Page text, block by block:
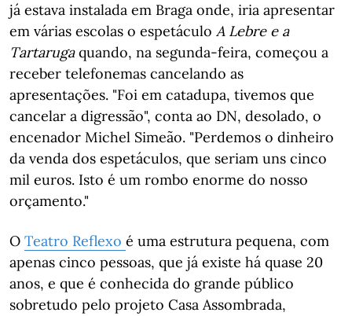
já estava instalada em Braga onde, iria apresentar
em várias escolas o espetáculo A Lebre e a
Tartarugaquando, na segunda-feira, começou a
receber telefonemas cancelando as
apresentações. "Foi em catadupa, tivemos que
cancelar a digressão", conta ao DN, desolado, o
encenador Michel Simeão. "Perdemos o dinheiro
da venda dos espetáculos, que seriam uns cinco
mil euros. Isto é um rombo enorme do nosso
orçamento."
O Teatro Reflexo é uma estrutura pequena, com
apenas cinco pessoas, que já existe há quase 20
anos, e que é conhecida do grande público
sobretudo pelo projeto Casa Assombrada,